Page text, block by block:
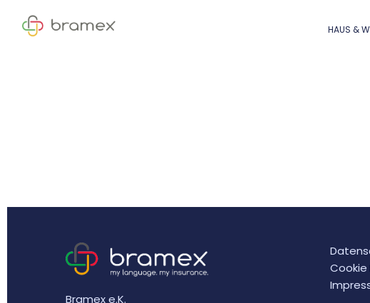
HAUS &
Bramex e.K.
Cookie